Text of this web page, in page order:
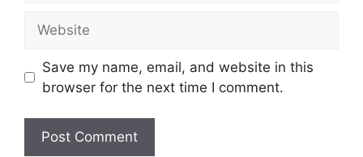
Save my name, email, and website in this
browser for the next time I comment.